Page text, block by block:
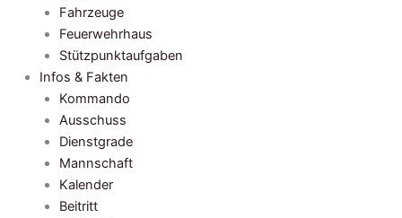
Fahrzeuge
Feuerwehrhaus
Stützpunktaufgaben
Infos & Fakten
Kommando
Ausschuss
Dienstgrade
Mannschaft
Kalender
Beitritt